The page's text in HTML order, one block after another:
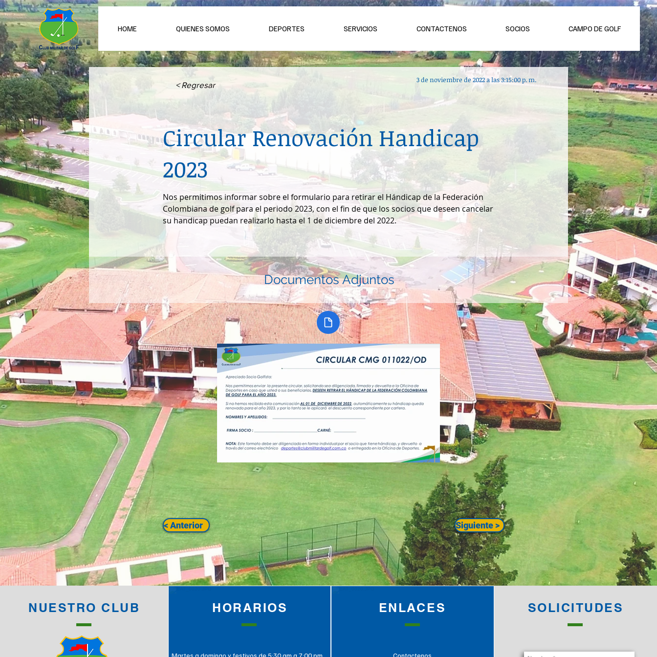
HOME QUIENES SOMOS DEPORTES SERVICIOS CONTACTENOS SOCIOS CAMPO DE GOLF
< Regresar
3 de noviembre de 2022 a las 3:15:00 p. m.
Circular Renovación Handicap
2023
Nos permitimos informar sobre el formulario para retirar el Hándicap de la Federación
Colombiana de golf para el periodo 2023, con el fin de que los socios que deseen cancelar
su handicap puedan realizarlo hasta el 1 de diciembre del 2022.
Documentos Adjuntos
< Anterior Siguiente >
NUESTRO CLUB HORARIOS
Martes a domingo y festivos de 5:30 am a 7:00 pm
ENLACES
Contactenos
SOLICITUDES